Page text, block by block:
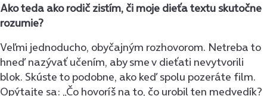
Ako teda ako rodič zistím, či moje dieťa textu skutočne
rozumie?
Veľmi jednoducho, obyčajným rozhovorom. Netreba to
hneď nazývať učením, aby sme v dieťati nevytvorili
blok. Skúste to podobne, ako keď spolu pozeráte film.
Opýtajte sa: „Čo hovoríš na to, čo urobil ten medvedík?